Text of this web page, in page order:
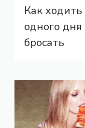
Как
одного
бросать